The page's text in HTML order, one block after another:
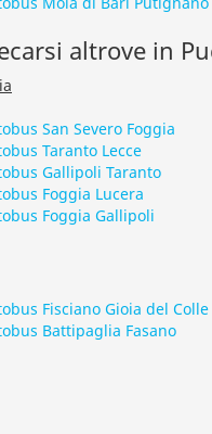
altrove in
San Severo Foggia
Taranto Lecce
Gallipoli Taranto
Foggia Lucera
Foggia Gallipoli
Fisciano Gioia del Colle
Battipaglia Fasano